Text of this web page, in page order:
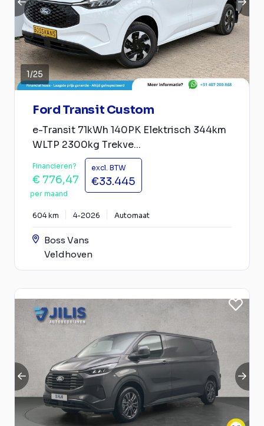
1/25
Ford Transit Custom
e-Transit 71kWh 140PK Elektrisch 344km
WLTP 2300kg Trekve...
Financieren?
€ 776,47
per maand
excl. BTW
€33.445
604 km 4-2026 Automaat
Boss Vans
Veldhoven